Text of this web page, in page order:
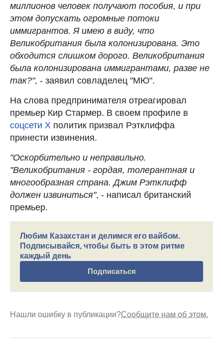
миллионов человек получают пособия, и при
этом допускать огромные потоки
иммигрантов. Я имею в виду, что
Великобритания была колонизирована. Это
обходится слишком дорого. Великобритания
была колонизирована иммигрантами, разве не
так?", - заявил совладелец "МЮ".
На слова предпринимателя отреагировал
премьер Кир Стармер. В своем профиле в
соцсети Х политик призвал Рэтклиффа
принести извинения.
"Оскорбительно и неправильно.
"Великобритания - гордая, толерантная и
многообразная страна. Джим Рэтклифф
должен извиниться", - написал британский
премьер.
Любим Казахстан и делимся его вайбом.
Подписывайся, чтобы быть в этом ритме
каждый день
Подписаться
Нашли ошибку в публикации?Сообщите нам об этом.